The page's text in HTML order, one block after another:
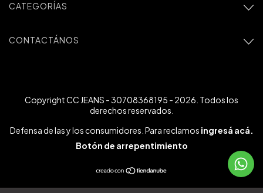
CATEGORÍAS
CONTACTÁNOS
Copyright CC JEANS - 30708368195 - 2026. Todos los
derechos reservados.
Defensa de las y los consumidores. Para reclamos ingresá acá.
Botón de arrepentimiento